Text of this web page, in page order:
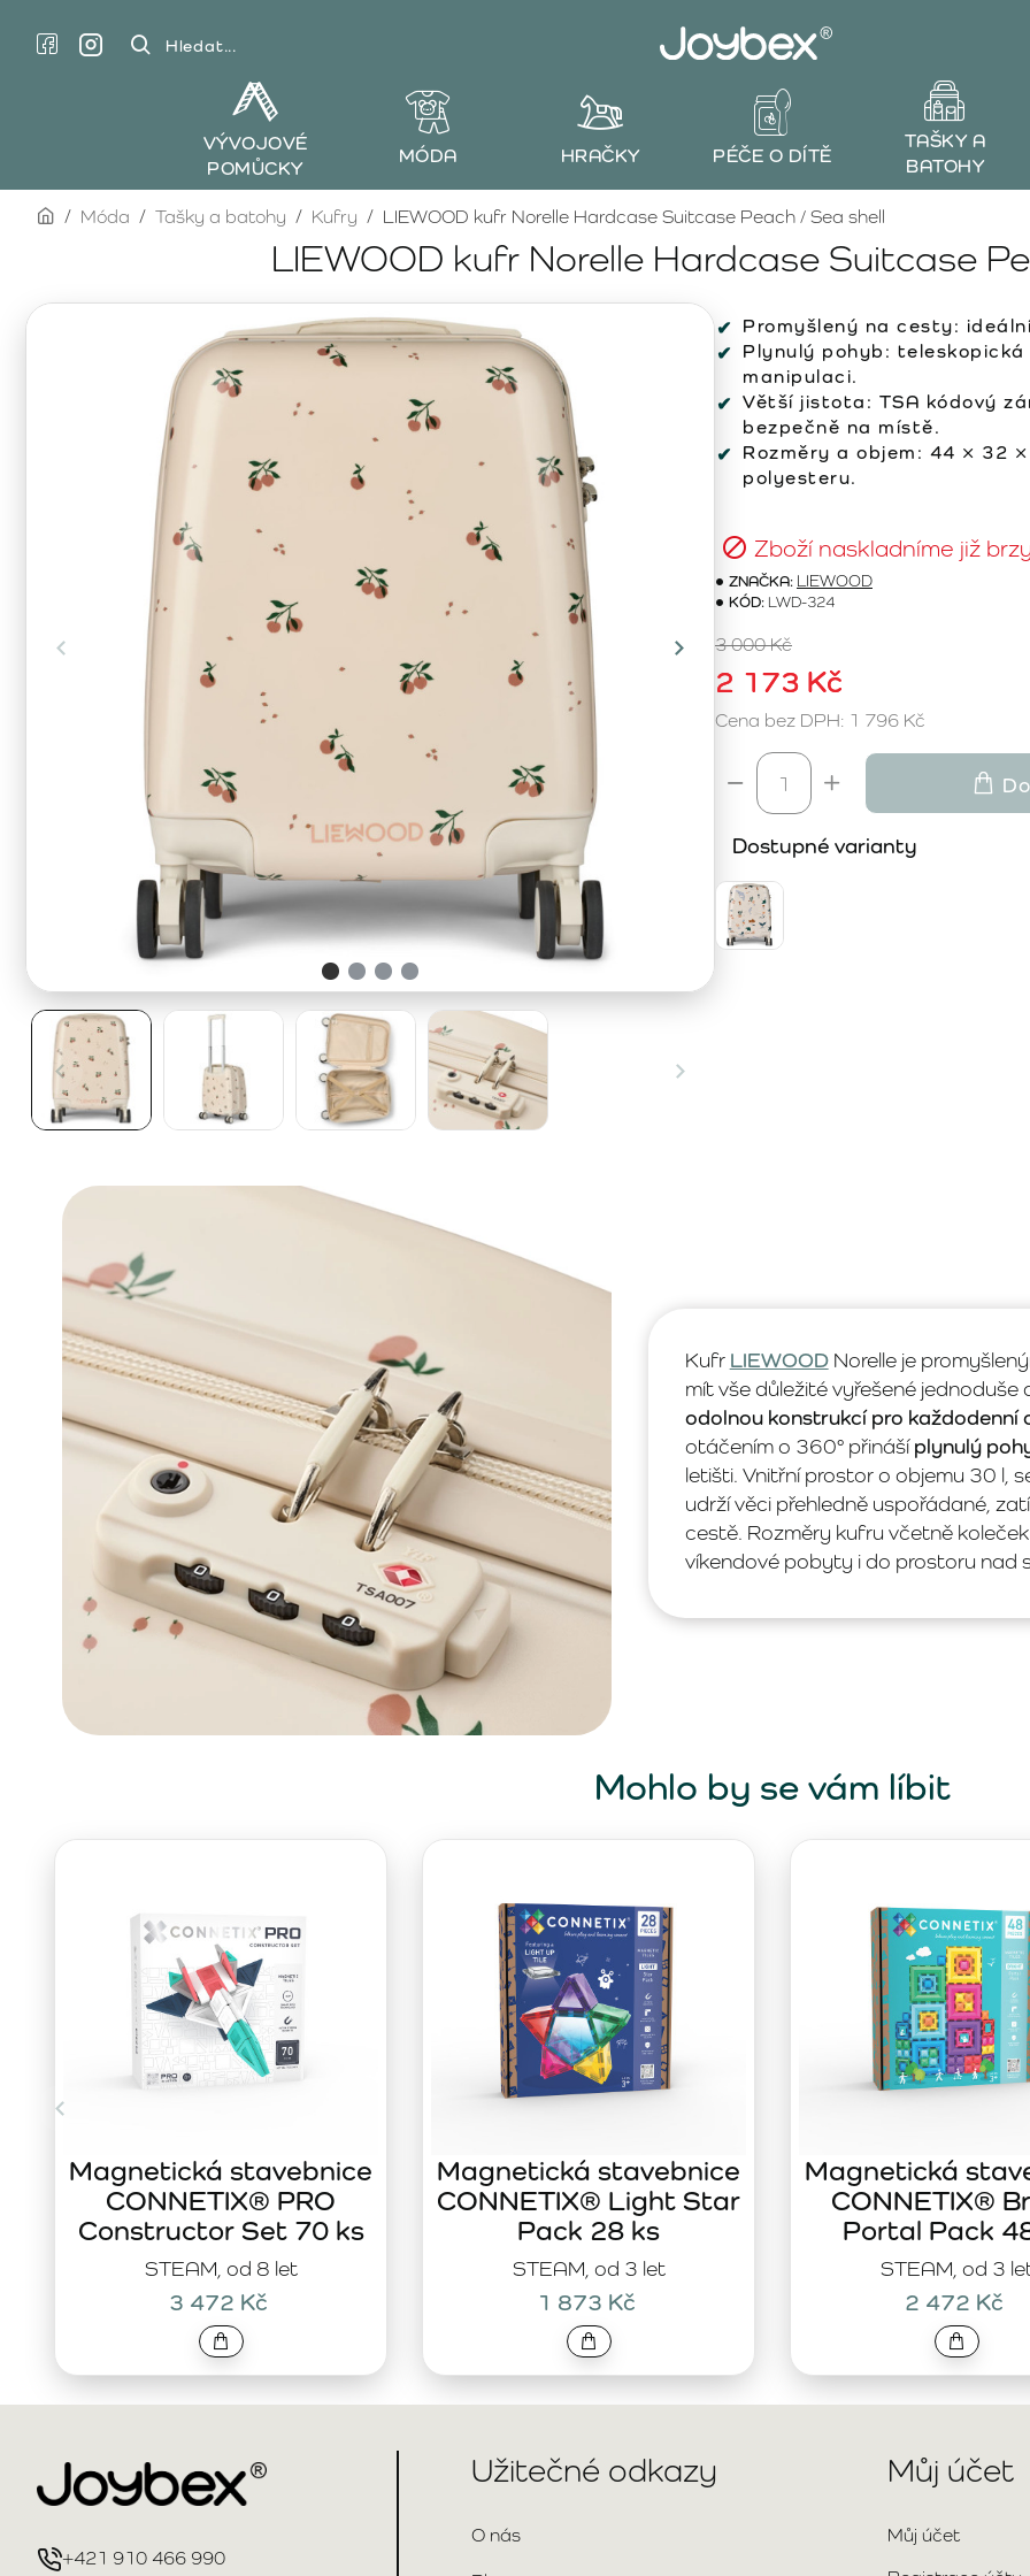
Hledat...
VÝVOJOVÉ
POMŮCKY
MÓDA HRAČKY PÉČE O DÍTĚ
TAŠKY A
BATOHY
LIEWOOD kufr Norelle Hardcase Suitcase
homeMóda Tašky a batohy Kufry LIEWOOD kufr Norelle Hardcase Suitcase Peach / Sea shell
Promyšlený na cesty:
Plynulý pohyb: teleskopická
manipulaci.
Větší jistota: TSA kódový
bezpečně na místě.
Rozměry a objem: 44 × 32
polyesteru.
Zboží naskladníme již brzy
ZNAČKA: LIEWOOD
KÓD: LWD-324
2 173 Kč
3 000 Kč
Cena bez DPH: 1 796 Kč
Dostupné varianty
Kufr LIEWOODNorelle je
mít vše důležité vyřešené jednoduše
odolnou konstrukcí pro každodenní
otáčením o 360° přinášíplynulý
letišti. Vnitřní prostor o objemu 30 l,
udrží věci přehledně uspořádané,
cestě. Rozměry kufru včetně
víkendové pobyty i do prostoru nad
Mohlo by se vám líbit
STEAM, od 8 let
Magnetická stavebnice
CONNETIX® PRO
Constructor Set 70 ks
3 472 Kč
STEAM, od 3 let
Magnetická stavebnice
CONNETIX® Light Star
Pack 28 ks
1 873 Kč
STEAM, od 3
Magnetická
CONNETIX®
Portal Pack
2 472 Kč
+421 910 466 990
Užitečné odkazy
O nás
Můj účet
Můj účet